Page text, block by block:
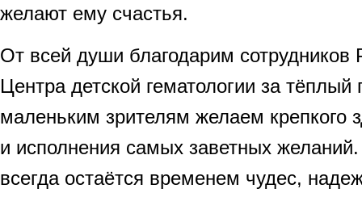
желают ему счастья.
От всей души благодарим сотрудников
Центра детской гематологии за
маленьким зрителям желаем крепкого
и исполнения самых заветных желаний.
всегда остаётся временем чудес,